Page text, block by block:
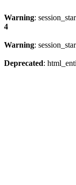
Warning:
4
Warning:
Deprecated: